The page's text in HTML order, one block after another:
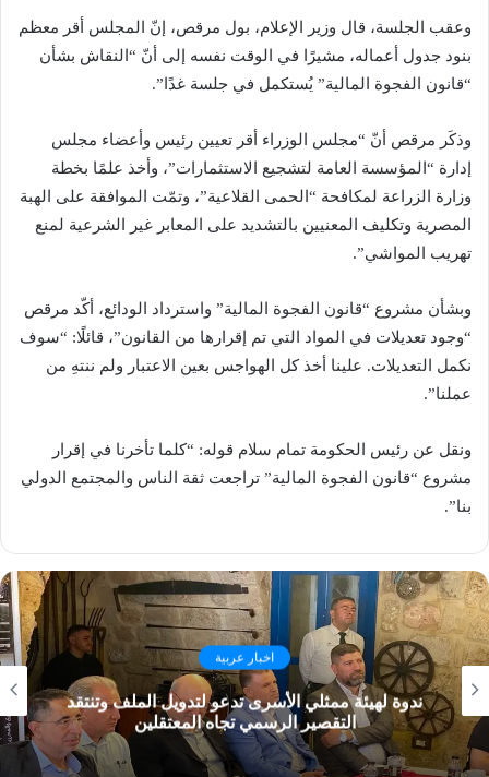
وعقب الجلسة، قال وزير الإعلام، بول مرقص، إنّ المجلس أقر معظم
بنود جدول أعماله، مشيرًا في الوقت نفسه إلى أنّ “النقاش بشأن
“قانون الفجوة المالية” يُستكمل في جلسة غدًا”.
وذكَر مرقص أنّ “مجلس الوزراء أقر تعيين رئيس وأعضاء مجلس
إدارة “المؤسسة العامة لتشجيع الاستثمارات”، وأخذ علمًا بخطة
وزارة الزراعة لمكافحة “الحمى القلاعية”، وتمّت الموافقة على الهبة
المصرية وتكليف المعنيين بالتشديد على المعابر غير الشرعية لمنع
تهريب المواشي”.
وبشأن مشروع “قانون الفجوة المالية” واسترداد الودائع، أكّد مرقص
“وجود تعديلات في المواد التي تم إقرارها من القانون”، قائلًا: “سوف
نكمل التعديلات. علينا أخذ كل الهواجس بعين الاعتبار ولم ننتهِ من
عملنا”.
ونقل عن رئيس الحكومة تمام سلام قوله: “كلما تأخرنا في إقرار
مشروع “قانون الفجوة المالية” تراجعت ثقة الناس والمجتمع الدولي
بنا”.
اخبار عربية
ندوة لهيئة ممثلي الأسرى تدعو لتدويل الملف وتنتقد
التقصير الرسمي تجاه المعتقلين